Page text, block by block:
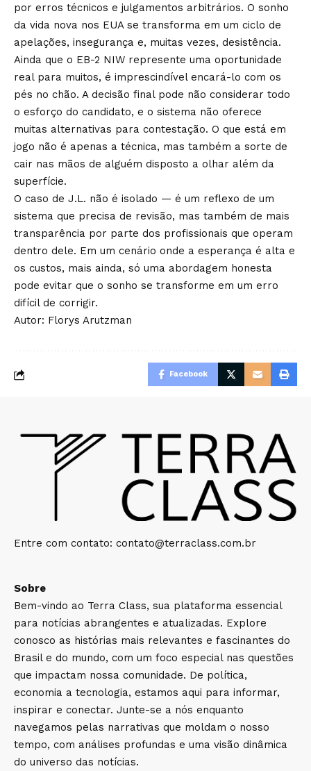
por erros técnicos e julgamentos arbitrários. O sonho
da vida nova nos EUA se transforma em um ciclo de
apelações, insegurança e, muitas vezes, desistência.
Ainda que o EB-2 NIW represente uma oportunidade
real para muitos, é imprescindível encará-lo com os
pés no chão. A decisão final pode não considerar todo
o esforço do candidato, e o sistema não oferece
muitas alternativas para contestação. O que está em
jogo não é apenas a técnica, mas também a sorte de
cair nas mãos de alguém disposto a olhar além da
superfície.
O caso de J.L. não é isolado — é um reflexo de um
sistema que precisa de revisão, mas também de mais
transparência por parte dos profissionais que operam
dentro dele. Em um cenário onde a esperança é alta e
os custos, mais ainda, só uma abordagem honesta
pode evitar que o sonho se transforme em um erro
difícil de corrigir.
Autor: Florys Arutzman
Facebook
Entre com contato: contato@terraclass.com.br
Sobre
Bem-vindo ao Terra Class, sua plataforma essencial
para notícias abrangentes e atualizadas. Explore
conosco as histórias mais relevantes e fascinantes do
Brasil e do mundo, com um foco especial nas questões
que impactam nossa comunidade. De política,
economia a tecnologia, estamos aqui para informar,
inspirar e conectar. Junte-se a nós enquanto
navegamos pelas narrativas que moldam o nosso
tempo, com análises profundas e uma visão dinâmica
do universo das notícias.